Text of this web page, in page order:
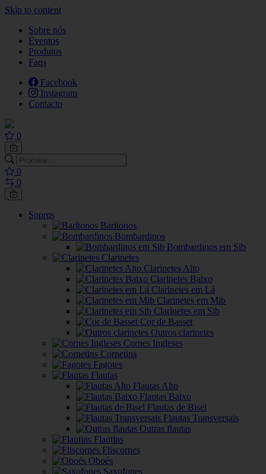
Skip to content
Sobre nós
Eventos
Produtos
Faqs
Facebook
Instagram
Contacto
0
0
0
Sopros
Barítonos
Bombardinos
Bombardinos em Sib
Clarinetes
Clarinetes Alto
Clarinetes Baixo
Clarinetes em Lá
Clarinetes em Mib
Clarinetes em Sib
Cor de Basset
Outros clarinetes
Cornes Ingleses
Cornetins
Fagotes
Flautas
Flautas Alto
Flautas Baixo
Flautas de Bisel
Flautas Transversais
Outras flautas
Flautins
Fliscornes
Oboés
Saxofones